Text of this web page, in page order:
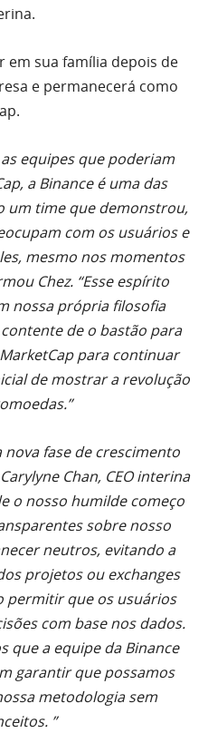
em sua família depois de
e permanecerá como
equipes que poderiam
a Binance é uma das
um time que demonstrou,
com os usuários e
mesmo nos momentos
Chez. “Esse espírito
nossa própria filosofia
de o bastão para
para continuar
de mostrar a revolução
fase de crescimento
Chan, CEO interina
o nosso humilde começo
sobre nosso
neutros, evitando a
projetos ou exchanges
permitir que os usuários
com base nos dados.
que a equipe da Binance
garantir que possamos
metodologia sem
”